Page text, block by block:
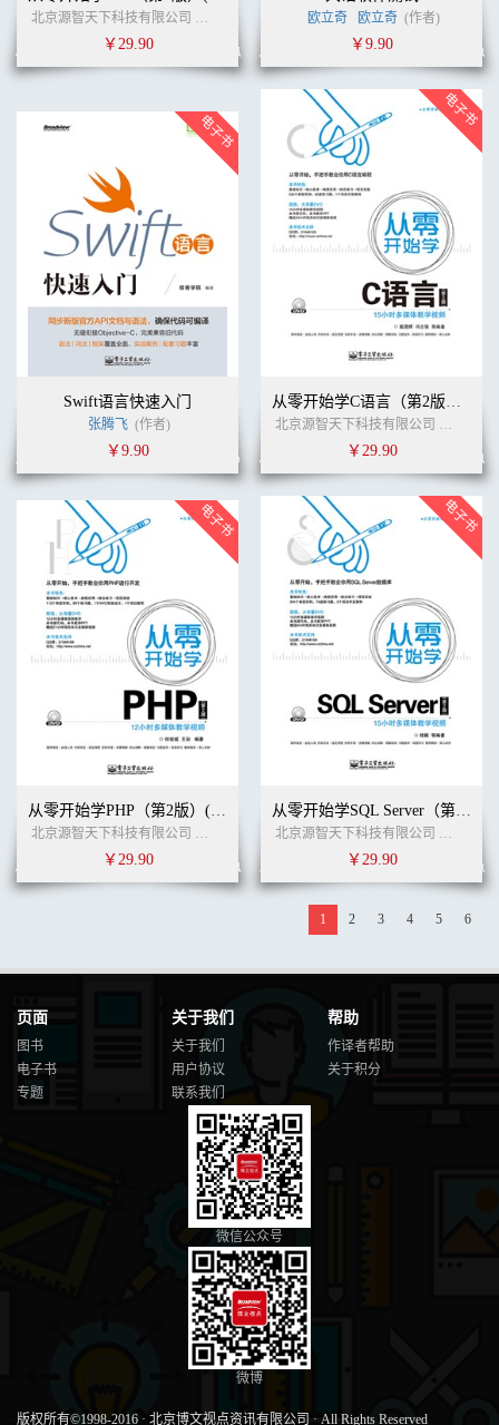
北京源智天下科技有限公司张启玉 (作者)
￥29.90
欧立奇 欧立奇 (作者)
￥9.90
Swift语言快速入门
张腾飞 (作者)
￥9.90
从零开始学C语言（第2版）(含DVD光盘1张)
北京源智天下科技有限公司张启玉
￥29.90
从零开始学PHP（第2版）(含DVD光盘1张)
北京源智天下科技有限公司张启玉 刘刚 (作者)
￥29.90
从零开始学SQL Server（第2版）(含DVD光盘1张)
北京源智天下科技有限公司张启玉
￥29.90
1 2 3 4 5 6
页面
图书
电子书
专题
关于我们
关于我们
用户协议
联系我们
帮助
作译者帮助
关于积分
微信公众号
微博
版权所有©1998-2016 · 北京博文视点资讯有限公司 · All Rights Reserved